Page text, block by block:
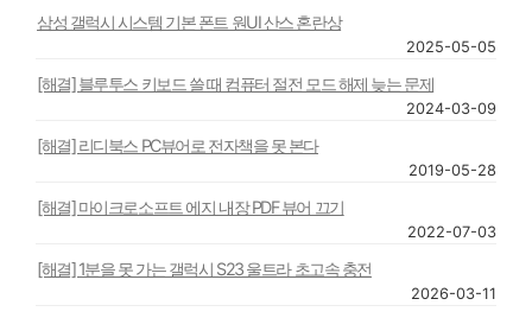
삼성 갤럭시 시스템 기본 폰트 원UI 산스 혼란상
2025-05-05
[해결] 블루투스 키보드 쓸 때 컴퓨터 절전 모드 해제 늦는 문제
2024-03-09
[해결] 리디북스 PC뷰어로 전자책을 못 본다
2019-05-28
[해결] 마이크로소프트 에지 내장 PDF 뷰어 끄기
2022-07-03
[해결] 1분을 못 가는 갤럭시 S23 울트라 초고속 충전
2026-03-11